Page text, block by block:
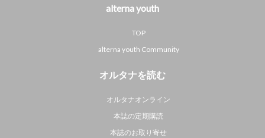
alterna youth
TOP
alterna youth Community
オルタナを読む
オルタナオンライン
本誌の定期購読
本誌のお取り寄せ